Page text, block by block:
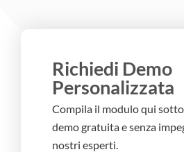
Richiedi Demo
Personalizzata
Compila il modulo qui
demo gratuita e senza
nostri esperti.